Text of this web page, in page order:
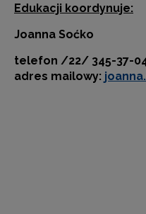
Edukacji koordynuje:
Joanna Soćko
telefon /22/ 345-37-
adres mailowy: